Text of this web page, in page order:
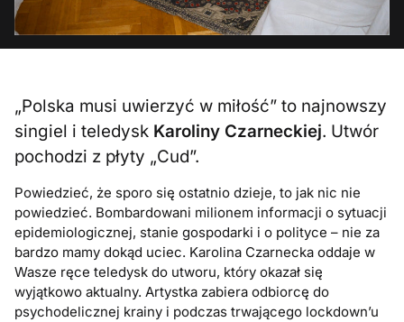
„Polska musi uwierzyć w miłość” to najnowszy
singiel i teledysk Karoliny Czarneckiej. Utwór
pochodzi z płyty „Cud”.
Powiedzieć, że sporo się ostatnio dzieje, to jak nic nie
powiedzieć. Bombardowani milionem informacji o sytuacji
epidemiologicznej, stanie gospodarki i o polityce – nie za
bardzo mamy dokąd uciec. Karolina Czarnecka oddaje w
Wasze ręce teledysk do utworu, który okazał się
wyjątkowo aktualny. Artystka zabiera odbiorcę do
psychodelicznej krainy i podczas trwającego lockdown’u